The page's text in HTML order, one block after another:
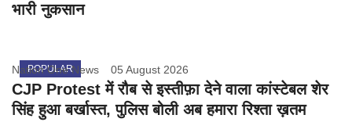
भारी नुकसान
POPULAR
Nation One News 05 August 2026
CJP Protest में रौब से इस्तीफ़ा देने वाला कांस्टेबल शेर
सिंह हुआ बर्खास्त, पुलिस बोली अब हमारा रिश्ता ख़तम